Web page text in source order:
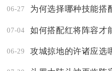
06-27
07-04 如何搭配红将阵容才
06-29 攻城掠地的许诸应选